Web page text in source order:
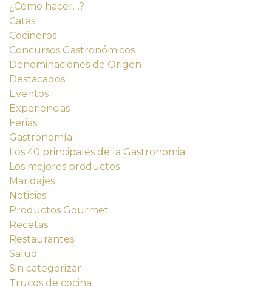
¿Cómo hacer…?
Catas
Cocineros
Concursos Gastronómicos
Denominaciones de Origen
Destacados
Eventos
Experiencias
Ferias
Gastronomía
Los 40 principales de la Gastronomia
Los mejores productos
Maridajes
Noticias
Productos Gourmet
Recetas
Restaurantes
Salud
Sin categorizar
Trucos de cocina